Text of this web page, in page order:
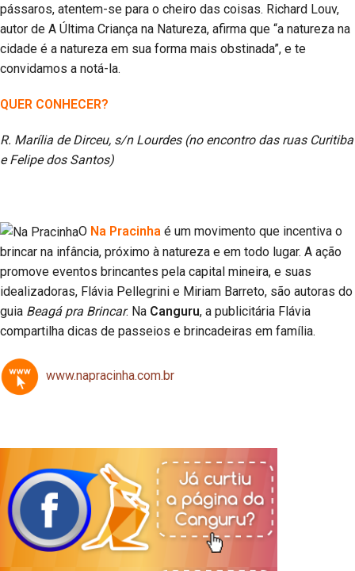
pássaros, atentem-se para o cheiro das coisas. Richard Louv,
autor de A Última Criança na Natureza, afirma que “a natureza na
cidade é a natureza em sua forma mais obstinada”, e te
convidamos a notá-la.
QUER CONHECER?
R. Marília de Dirceu, s/n Lourdes (no encontro das ruas Curitiba
e Felipe dos Santos)
O Na Pracinha é um movimento que incentiva o
brincar na infância, próximo à natureza e em todo lugar. A ação
promove eventos brincantes pela capital mineira, e suas
idealizadoras, Flávia Pellegrini e Miriam Barreto, são autoras do
guia Beagá pra Brincar. Na Canguru, a publicitária Flávia
compartilha dicas de passeios e brincadeiras em família.
www.napracinha.com.br